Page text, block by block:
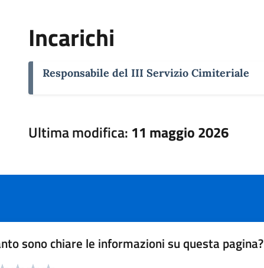
Incarichi
Responsabile del III Servizio Cimiteriale
Ultima modifica: 11 maggio 2026
sono chiare le informazioni su questa pagina?